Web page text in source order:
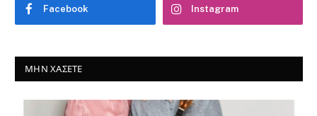
Facebook Instagram
ΜΗΝ ΧΆΣΕΤΕ